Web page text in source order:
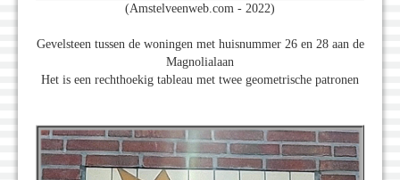
(Amstelveenweb.com - 2022)
Gevelsteen tussen de woningen met huisnummer 26 en 28 aan de
Magnolialaan
Het is een rechthoekig tableau met twee geometrische patronen